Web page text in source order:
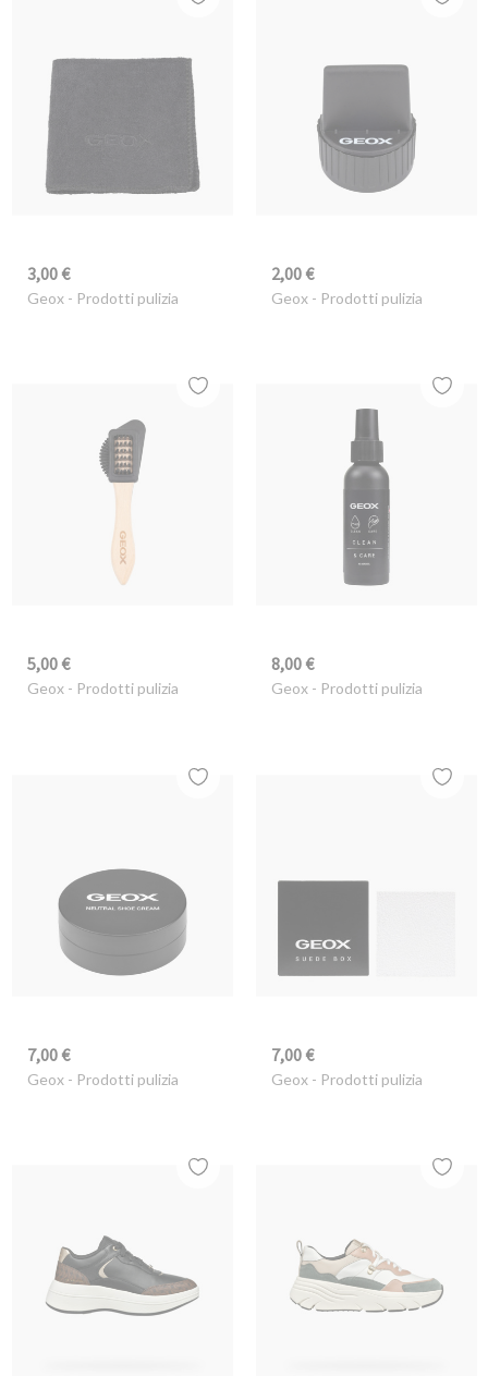
3,00 €
Geox- Prodotti pulizia
2,00 €
Geox- Prodotti pulizia
5,00 €
Geox- Prodotti pulizia
8,00 €
Geox- Prodotti pulizia
7,00 €
Geox- Prodotti pulizia
7,00 €
Geox- Prodotti pulizia